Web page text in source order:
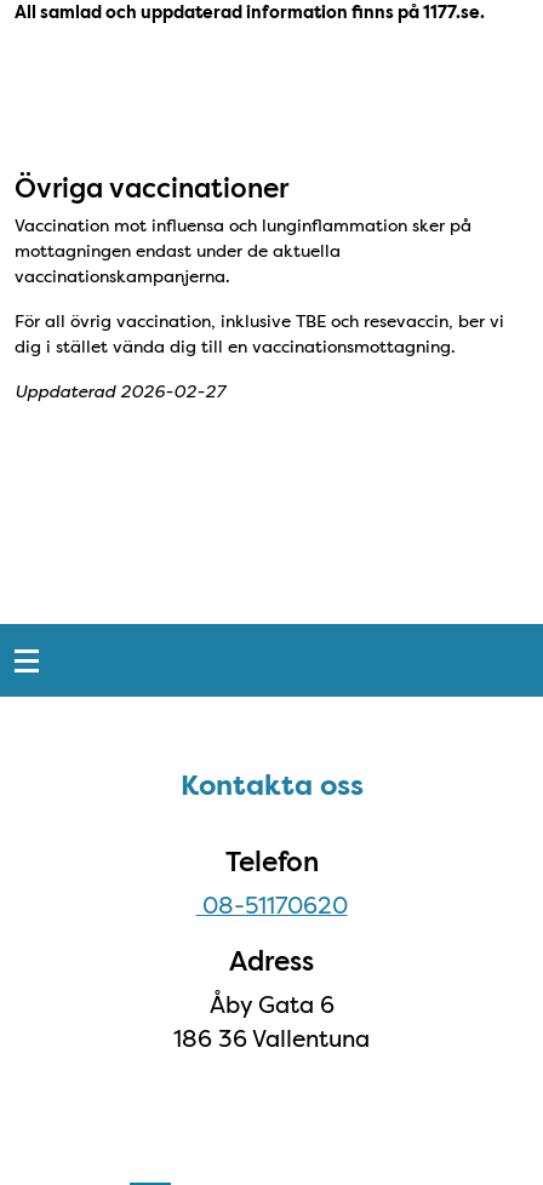
All samlad och uppdaterad information finns på 1177.se.
Övriga vaccinationer
Vaccination mot influensa och lunginflammation sker på
mottagningen endast under de aktuella
vaccinationskampanjerna.
För all övrig vaccination, inklusive TBE och resevaccin, ber vi
dig i stället vända dig till en vaccinationsmottagning.
Uppdaterad 2026-02-27
Snabblänkar
Kontakta ossKontakta oss
Telefon
08-51170620
Adress
Åby Gata 6
186 36 Vallentuna